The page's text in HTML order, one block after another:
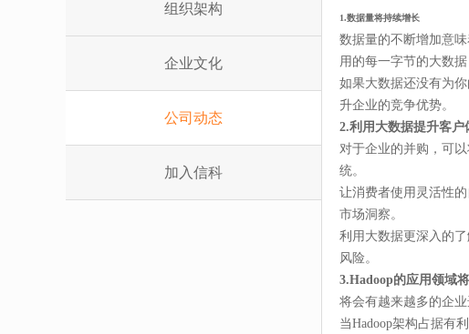
组织架构
企业文化
公司动态
加入信科
1.数据量将持续增长
数据量的不断增加意
用的每一字节的大数
如果大数据还没有为
升企业的竞争优势。
2.利用大数据提升客户
对于企业的并购，可
统。
让消费者使用灵活性
市场洞察。
利用大数据更深入的
风险。
3.Hadoop的应用领域
将会有越来越多的企
当Hadoop架构占据有